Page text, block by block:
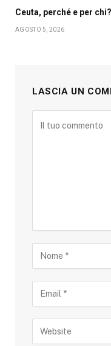
Ceuta, perché e per chi?
AGOSTO 5, 2026
LASCIA UN